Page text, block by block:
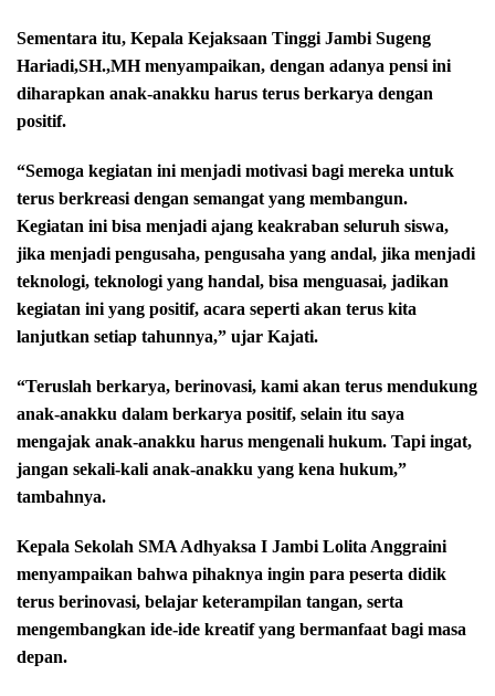
Sementara itu, Kepala Kejaksaan Tinggi Jambi Sugeng
Hariadi,SH.,MH menyampaikan, dengan adanya pensi ini
diharapkan anak-anakku harus terus berkarya dengan
positif.
“Semoga kegiatan ini menjadi motivasi bagi mereka untuk
terus berkreasi dengan semangat yang membangun.
Kegiatan ini bisa menjadi ajang keakraban seluruh siswa,
jika menjadi pengusaha, pengusaha yang andal, jika menjadi
teknologi, teknologi yang handal, bisa menguasai, jadikan
kegiatan ini yang positif, acara seperti akan terus kita
lanjutkan setiap tahunnya,” ujar Kajati.
“Teruslah berkarya, berinovasi, kami akan terus mendukung
anak-anakku dalam berkarya positif, selain itu saya
mengajak anak-anakku harus mengenali hukum. Tapi ingat,
jangan sekali-kali anak-anakku yang kena hukum,”
tambahnya.
Kepala Sekolah SMA Adhyaksa I Jambi Lolita Anggraini
menyampaikan bahwa pihaknya ingin para peserta didik
terus berinovasi, belajar keterampilan tangan, serta
mengembangkan ide-ide kreatif yang bermanfaat bagi masa
depan.